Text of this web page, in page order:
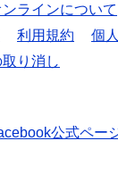
ラインについて
利用規約 個
り消し
公式ペー